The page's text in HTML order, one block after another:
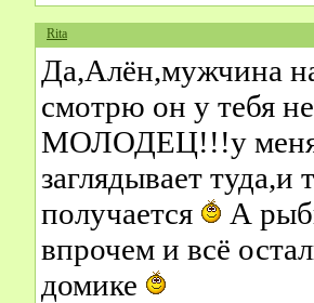
Rita
Да,Алён,мужчина
смотрю он у тебя
МОЛОДЕЦ!!!у меня
заглядывает
получается
А
впрочем и всё
домике